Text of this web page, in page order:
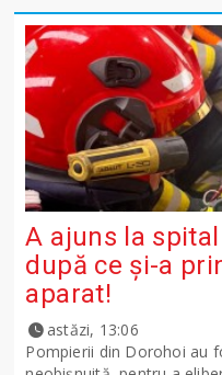
A ajuns la
după ce și-a
aparat!
astăzi, 13:06
Pompierii din Dorohoi au